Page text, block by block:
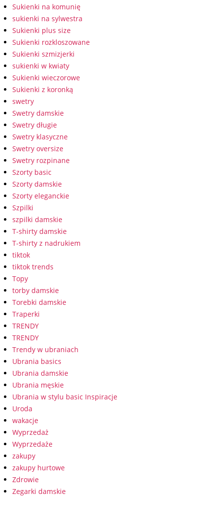
Sukienki na komunię
sukienki na sylwestra
Sukienki plus size
Sukienki rozkloszowane
Sukienki szmizjerki
sukienki w kwiaty
Sukienki wieczorowe
Sukienki z koronką
swetry
Swetry damskie
Swetry długie
Swetry klasyczne
Swetry oversize
Swetry rozpinane
Szorty basic
Szorty damskie
Szorty eleganckie
Szpilki
szpilki damskie
T-shirty damskie
T-shirty z nadrukiem
tiktok
tiktok trends
Topy
torby damskie
Torebki damskie
Traperki
TRENDY
TRENDY
Trendy w ubraniach
Ubrania basics
Ubrania damskie
Ubrania męskie
Ubrania w stylu basic Inspiracje
Uroda
wakacje
Wyprzedaż
Wyprzedaże
zakupy
zakupy hurtowe
Zdrowie
Zegarki damskie